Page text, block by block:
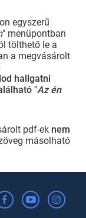
egyszerű
" menüpontban
tölthető le a
a megvásárolt
hallgatni
"Az én
pdf-ek nem
másolható